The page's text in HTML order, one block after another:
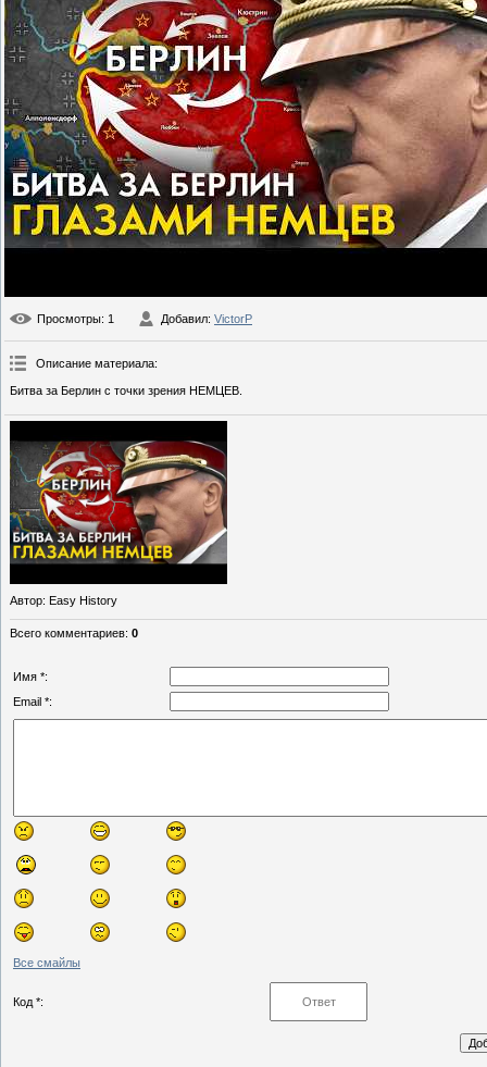
Просмотры: 1 Добавил: VictorP
Описание материала:
Битва за Берлин с точки зрения НЕМЦЕВ.
Автор: Easy History
Всего комментариев: 0
Имя *:
Email *:
Все смайлы
Код *: